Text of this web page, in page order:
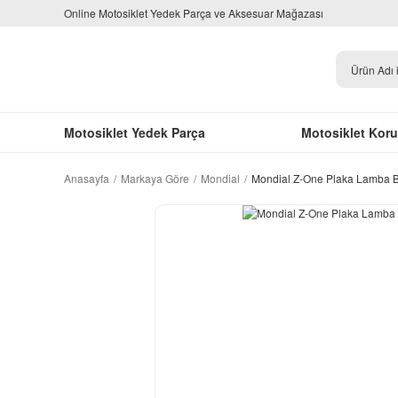
Online Motosiklet Yedek Parça ve Aksesuar Mağazası
Motosiklet Yedek Parça Motosiklet
Anasayfa Markaya Göre Mondial Mondial Z-One Plaka Lamba